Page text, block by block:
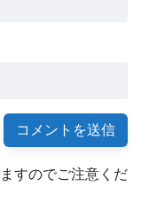
すのでご注意くだ